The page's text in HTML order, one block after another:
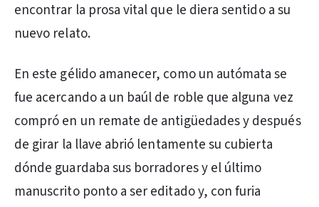
encontrar la prosa vital que le diera sentido a su
nuevo relato.
En este gélido amanecer, como un autómata se
fue acercando a un baúl de roble que alguna vez
compró en un remate de antigüedades y después
de girar la llave abrió lentamente su cubierta
dónde guardaba sus borradores y el último
manuscrito ponto a ser editado y, con furia